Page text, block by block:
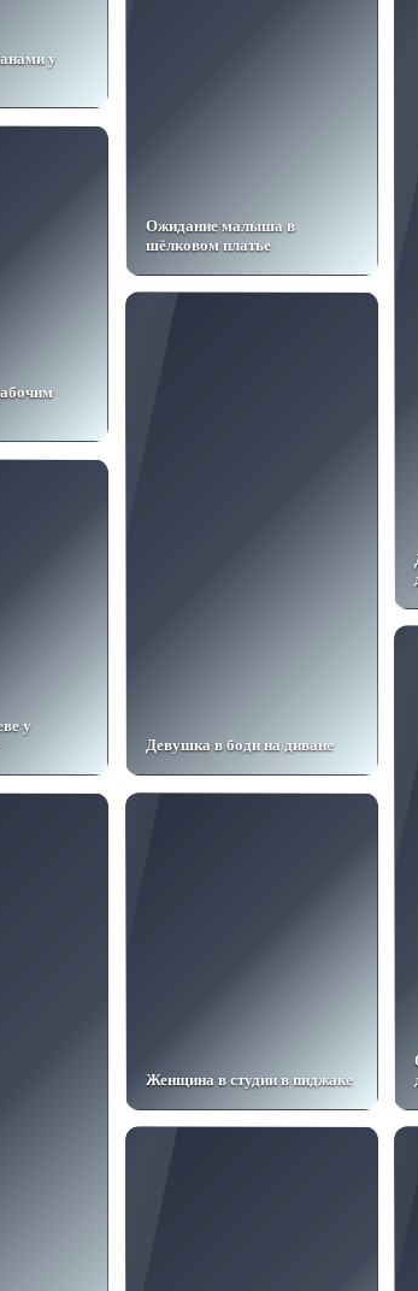
у
Ожидание малыша в
шёлковом платье
Девушка в боди на диване
у
Женщина в студии в пиджаке